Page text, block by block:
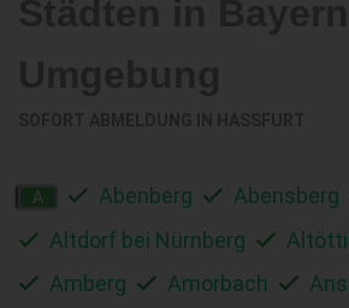
A Abenberg Abensberg
Altdorf bei Nürnberg
Amberg
Amorbach